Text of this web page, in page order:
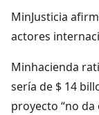
MinJusticia
actores
Minhacienda
sería de $ 14
proyecto “no da